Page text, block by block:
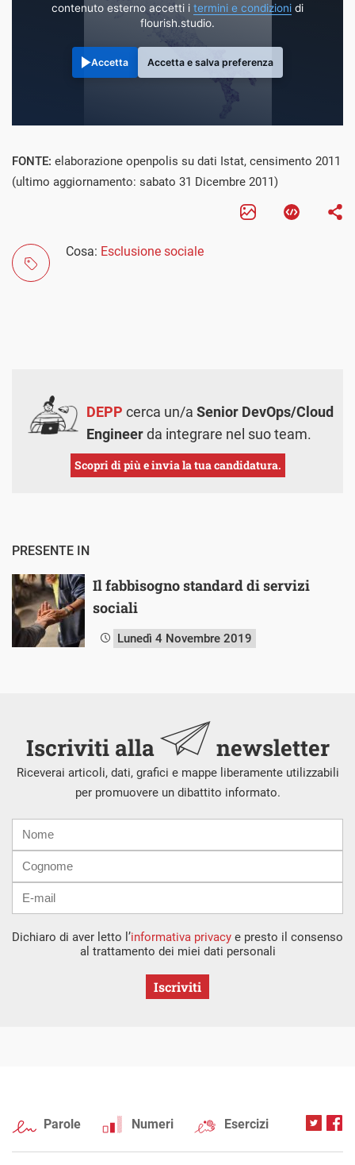
contenuto esterno accetti i termini e condizioni di
flourish.studio.
Accetta Accetta e salva preferenza
FONTE: elaborazione openpolis su dati Istat, censimento 2011
(ultimo aggiornamento: sabato 31 Dicembre 2011)
Cosa: Esclusione sociale
DEPP cerca un/a Senior DevOps/Cloud
Engineerda integrare nel suo team.
Scopri di più e invia la tua candidatura.
PRESENTE IN
Il fabbisogno standard di servizi
sociali
Lunedì 4 Novembre 2019
Iscriviti alla newsletter
Riceverai articoli, dati, grafici e mappe liberamente utilizzabili
per promuovere un dibattito informato.
mail
Dichiaro di aver letto l’informativa privacy e presto il consenso
al trattamento dei miei dati personali
Iscriviti
Parole Numeri Esercizi